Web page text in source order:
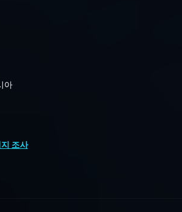
아
조사